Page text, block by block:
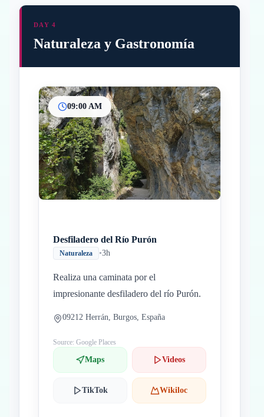
InicioParadas intermedias
Final
DAY 4
Naturaleza y Gastronomía
09:00 AM
Desfiladero del Río Purón
Naturaleza •3h
Realiza una caminata por el
impresionante desfiladero del río Purón.
09212 Herrán, Burgos, España
Source: Google Places
Maps Videos
TikTok Wikiloc